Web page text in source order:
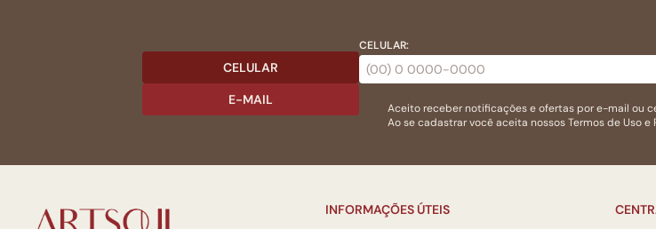
CELULAR
E-MAIL
CELULAR:
Aceito receber notificações e ofertas por e-mail ou
Ao se cadastrar você aceita nossosTermos de Usoe
INFORMAÇÕES ÚTEIS